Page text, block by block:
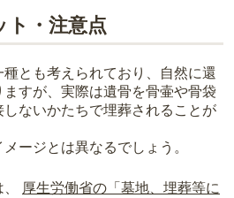
ト・注意点
とも考えられており、自然に還
すが、実際は遺骨を骨壷や骨袋
ないかたちで埋葬されることが
ージとは異なるでしょう。
厚生労働省の「墓地、埋葬等に